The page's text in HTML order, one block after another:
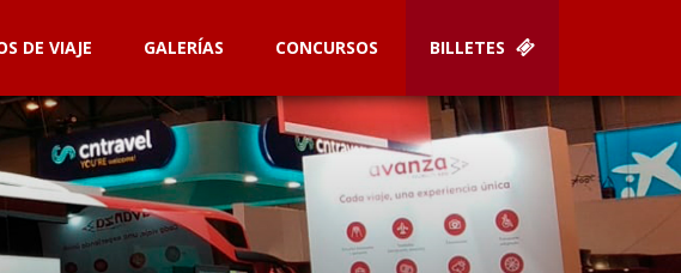
DE VIAJE GALERÍAS CONCURSOS BILLETES